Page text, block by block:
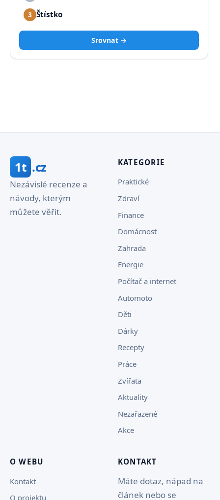
3 Štístko
Srovnat →
1t .cz
Nezávislé recenze a
návody, kterým
můžete věřit.
KATEGORIE
Praktické
Zdraví
Finance
Domácnost
Zahrada
Energie
Počítač a internet
Automoto
Děti
Dárky
Recepty
Práce
Zvířata
Aktuality
Nezařazené
Akce
O WEBU
Kontakt
O projektu
KONTAKT
Máte dotaz, nápad na
článek nebo se